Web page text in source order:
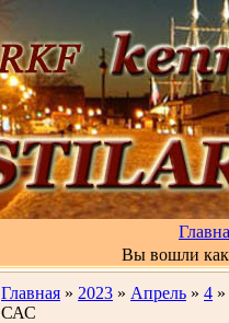
Вы вошли
Главная » 2023 » Апрель » 4
САС